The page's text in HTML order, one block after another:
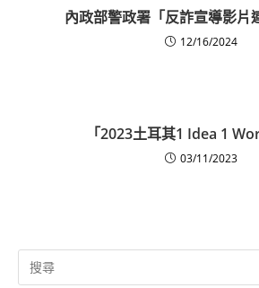
內政部警政署「反詐宣導影片
12/16/2024
「2023土耳其1 Idea 1
03/11/2023
Search
for: